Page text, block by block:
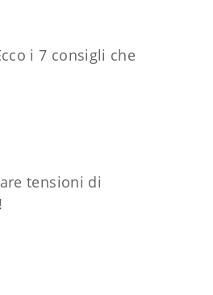
i 7 consigli che
tensioni di